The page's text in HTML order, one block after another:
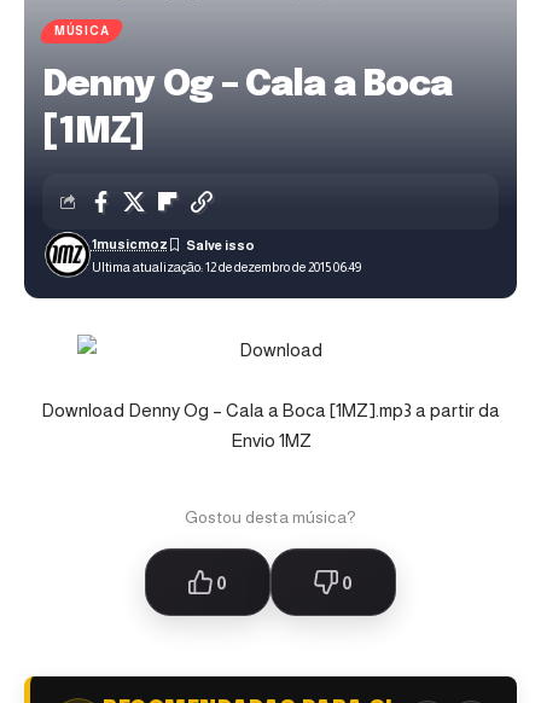
MÚSICA
Denny Og – Cala a Boca
[1MZ]
Ultima atualização: 12 de dezembro de 2015 06:49
1musicmoz
Download Denny Og – Cala a Boca [1MZ].mp3 a partir da
Envio 1MZ
Gostou desta música?
0 0